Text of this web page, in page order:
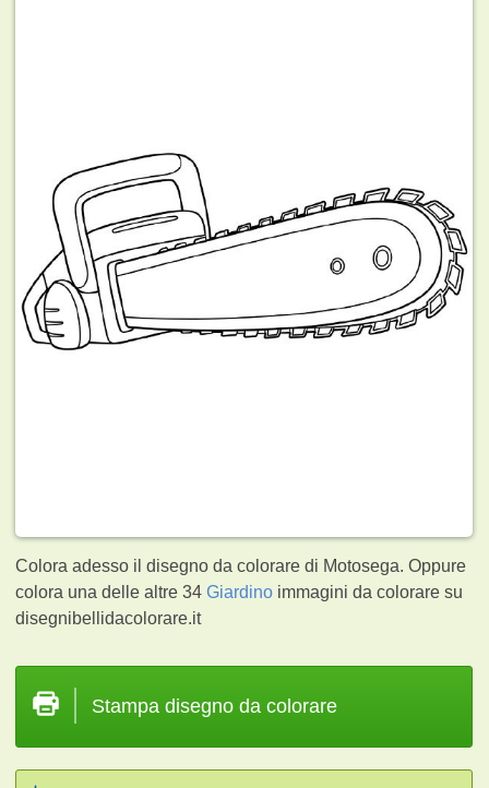
Colora adesso il disegno da colorare di Motosega. Oppure
colora una delle altre 34Giardino immagini da colorare su
disegnibellidacolorare.it
Stampa disegno da colorare